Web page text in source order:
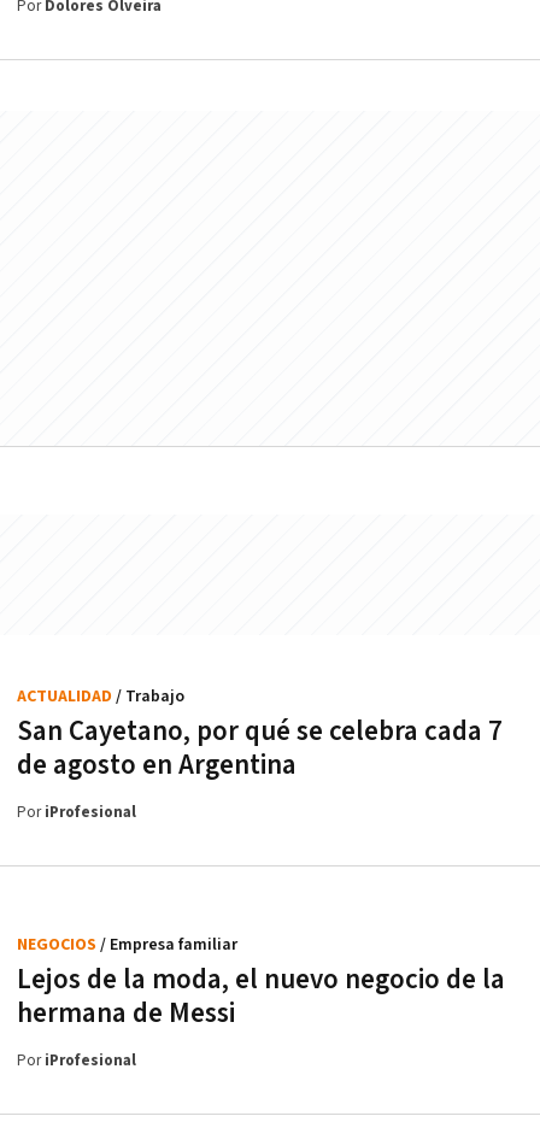
PorDolores Olveira
San Cayetano, por qué se celebra cada 7
de agosto en Argentina
ACTUALIDAD / Trabajo
PoriProfesional
Lejos de la moda, el nuevo negocio de la
hermana de Messi
NEGOCIOS / Empresa familiar
PoriProfesional